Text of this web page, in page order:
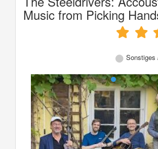
Music from Picking
Sonstiges